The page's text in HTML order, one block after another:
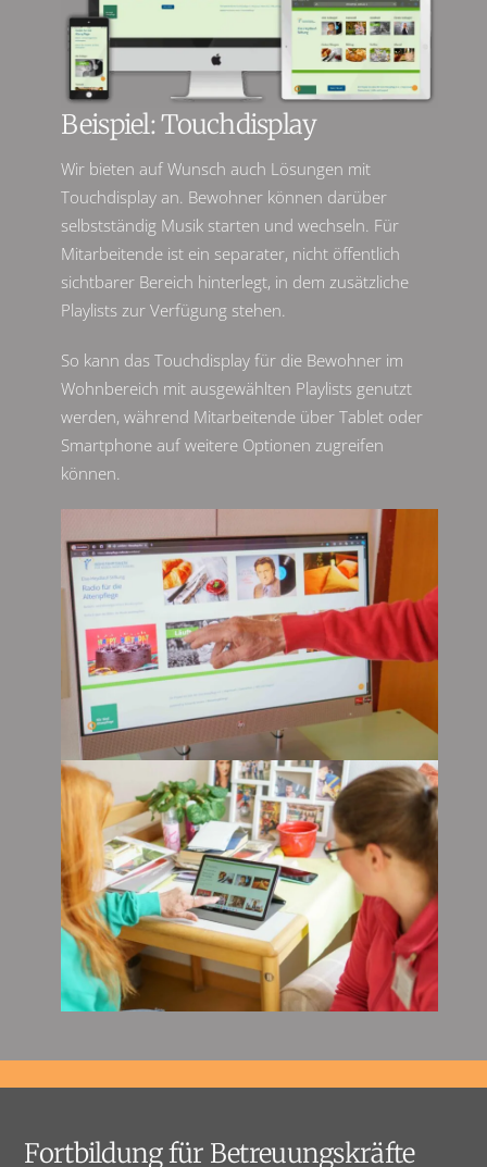
Beispiel: Touchdisplay
Wir bieten auf Wunsch auch Lösungen mit
Touchdisplay an. Bewohner können darüber
selbstständig Musik starten und wechseln. Für
Mitarbeitende ist ein separater, nicht öffentlich
sichtbarer Bereich hinterlegt, in dem zusätzliche
Playlists zur Verfügung stehen.
So kann das Touchdisplay für die Bewohner im
Wohnbereich mit ausgewählten Playlists genutzt
werden, während Mitarbeitende über Tablet oder
Smartphone auf weitere Optionen zugreifen
können.
Fortbildung für Betreuungskräfte